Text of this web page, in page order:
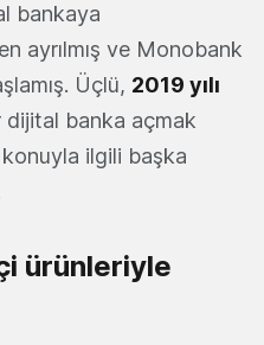
bankaya
ayrılmış ve Monobank
Üçlü, 2019 yılı
dijital banka açmak
ilgili başka
ürünleriyle